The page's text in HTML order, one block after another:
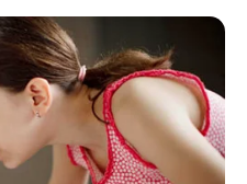
seriale i filmy
Złote